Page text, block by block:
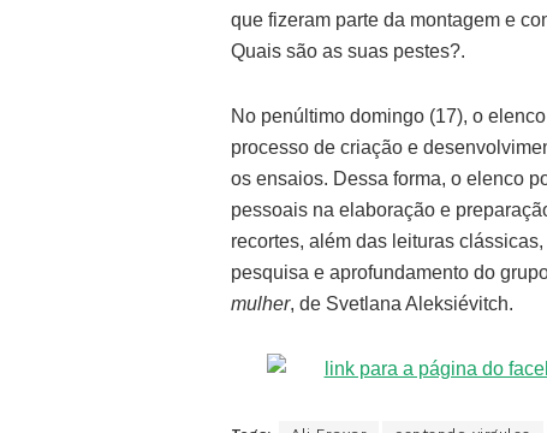
que fizeram parte da montagem e
Quais são as suas pestes?.
No penúltimo domingo (17), o
processo de criação e
os ensaios. Dessa forma, o elenco
pessoais na elaboração e
recortes, além das leituras
pesquisa e aprofundamento do
mulher, de Svetlana Aleksiévitch.